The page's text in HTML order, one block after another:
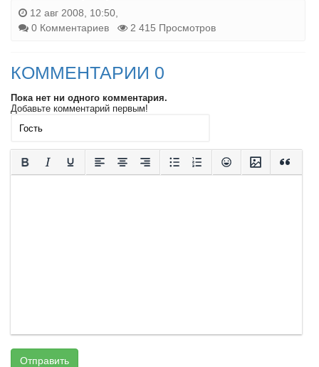
12 авг 2008, 10:50,
0 Комментариев
2 415 Просмотров
КОММЕНТАРИИ 0
Пока нет ни одного комментария.
Добавьте комментарий первым!
Отправить